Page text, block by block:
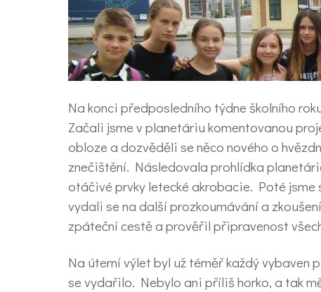
Na konci předposledního týdne školního
Začali jsme v planetáriu komentovanou
obloze a dozvěděli se něco nového o
znečištění. Následovala prohlídka
otáčivé prvky letecké akrobacie. Poté jsme
vydali se na další prozkoumávání a
zpáteční cestě a prověřil připravenost
Na úterní výlet byl už téměř každý
se vydařilo. Nebylo ani příliš horko, a tak